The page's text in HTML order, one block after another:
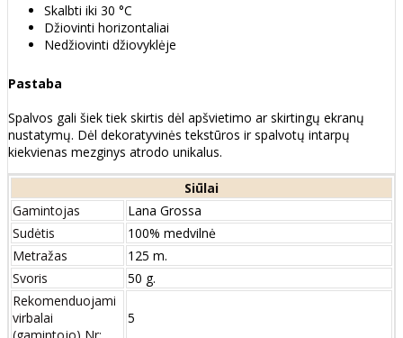
Skalbti iki 30 °C
Džiovinti horizontaliai
Nedžiovinti džiovyklėje
Pastaba
Spalvos gali šiek tiek skirtis dėl apšvietimo ar skirtingų ekranų
nustatymų. Dėl dekoratyvinės tekstūros ir spalvotų intarpų
kiekvienas mezginys atrodo unikalus.
Siūlai
Gamintojas
Lana Grossa
Sudėtis
100% medvilnė
Metražas
125 m.
Svoris
50 g.
Rekomenduojami
virbalai
5